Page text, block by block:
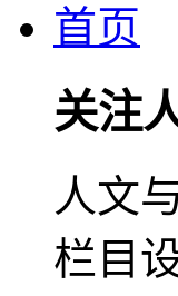
首页
关注
人文
栏目